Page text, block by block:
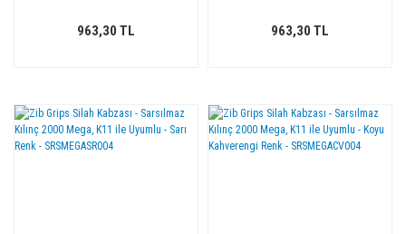
963,30 TL 963,30 TL